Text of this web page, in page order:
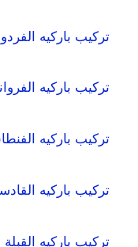
تركيب باركيه
تركيب باركيه
تركيب باركيه
تركيب باركيه
تركيب باركيه